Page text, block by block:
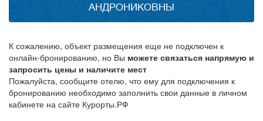
АНДРОНИКОВНЫ
К сожалению, объект размещения еще не подключен к
онлайн-бронированию, но Вы можете связаться напрямую и
запросить цены и наличите мест
Пожалуйста, сообщите отелю, что ему для подключения к
бронированию необходимо заполнить свои данные в личном
кабинете на сайте Курорты.РФ